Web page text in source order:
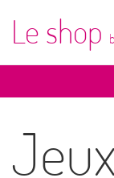
Le shop